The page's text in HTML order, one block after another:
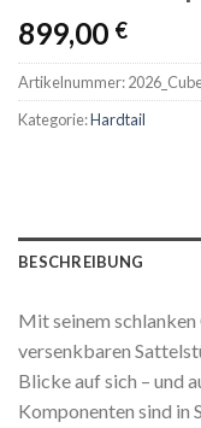
899,00 €
Artikelnummer:
Kategorie:Hardtail
BESCHREIBUNG
Mit seinem
versenkbaren
Blicke auf sich – und
Komponenten sind in